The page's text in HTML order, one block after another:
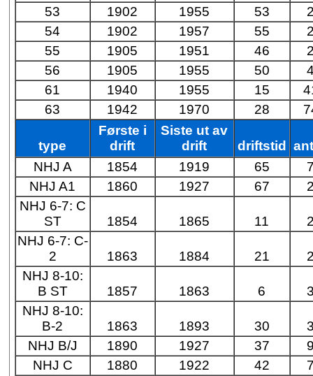
53
1902 1955 53
54
1902 1957 55
55
1905 1951 46
56
1905 1955 50
61
1940 1955 15
63
1942 1970 28
type
Første i
drift
Siste ut av
drift
driftstid
NHJ A
1854 1919 65
NHJ A1
1860 1927 67
NHJ 6-7: C
ST
1854 1865 11
NHJ 6-7: C-
2
1863 1884 21
NHJ 8-10:
B ST
1857 1863 6
NHJ 8-10:
B-2
1863 1893 30
NHJ B/J
1890 1927 37
NHJ C
1880 1922 42